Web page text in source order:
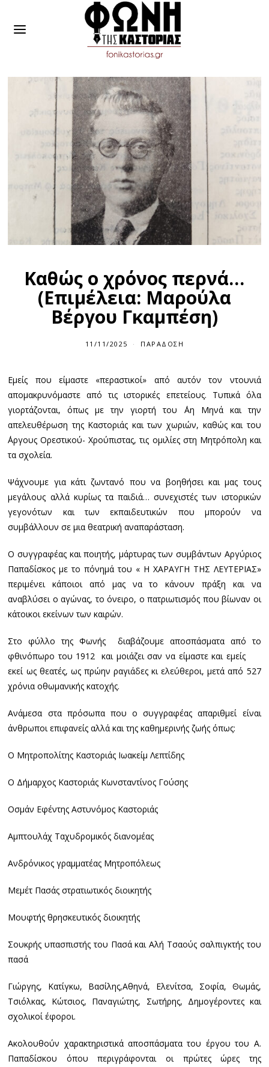
Καθώς ο χρόνος περνά…
(Επιμέλεια: Μαρούλα
Βέργου Γκαμπέση)
11/11/2025 ΠΑΡΆΔΟΣΗ
Εμείς που είμαστε «περαστικοί» από αυτόν τον ντουνιά
απομακρυνόμαστε από τις ιστορικές επετείους. Τυπικά όλα
γιορτάζονται, όπως με την γιορτή του ΄Αη Μηνά και την
απελευθέρωση της Καστοριάς και των χωριών, καθώς και του
΄Αργους Ορεστικού- Χρούπιστας, τις ομιλίες στη Μητρόπολη και
τα σχολεία.
Ψάχνουμε για κάτι ζωντανό που να βοηθήσει και μας τους
μεγάλους αλλά κυρίως τα παιδιά… συνεχιστές των ιστορικών
γεγονότων και των εκπαιδευτικών που μπορούν να
συμβάλλουν σε μια θεατρική αναπαράσταση.
Ο συγγραφέας και ποιητής, μάρτυρας των συμβάντων Αργύριος
Παπαδίσκος με το πόνημά του « Η ΧΑΡΑΥΓΗ ΤΗΣ ΛΕΥΤΕΡΙΑΣ»
περιμένει κάποιοι από μας να το κάνουν πράξη και να
αναβλύσει ο αγώνας, το όνειρο, ο πατριωτισμός που βίωναν οι
κάτοικοι εκείνων των καιρών.
Στο φύλλο της Φωνής διαβάζουμε αποσπάσματα από το
φθινόπωρο του 1912 και μοιάζει σαν να είμαστε και εμείς
εκεί ως θεατές, ως πρώην ραγιάδες κι ελεύθεροι, μετά από 527
χρόνια οθωμανικής κατοχής.
Ανάμεσα στα πρόσωπα που ο συγγραφέας απαριθμεί είναι
άνθρωποι επιφανείς αλλά και της καθημερινής ζωής όπως:
Ο Μητροπολίτης Καστοριάς Ιωακείμ Λεπτίδης
Ο Δήμαρχος Καστοριάς Κωνσταντίνος Γούσης
Οσμάν Εφέντης Αστυνόμος Καστοριάς
Αμπτουλάχ Ταχυδρομικός διανομέας
Ανδρόνικος γραμματέας Μητροπόλεως
Μεμέτ Πασάς στρατιωτικός διοικητής
Μουφτής θρησκευτικός διοικητής
Σουκρής υπασπιστής του Πασά και Αλή Τσαούς σαλπιγκτής του
πασά
Γιώργης, Κατίγκω, Βασίλης,Αθηνά, Ελενίτσα, Σοφία, Θωμάς,
Τσιόλκας, Κώτσιος, Παναγιώτης, Σωτήρης, Δημογέροντες και
σχολικοί έφοροι.
Ακολουθούν χαρακτηριστικά αποσπάσματα του έργου του Α.
Παπαδίσκου όπου περιγράφονται οι πρώτες ώρες της